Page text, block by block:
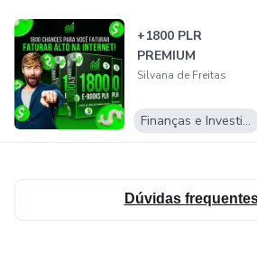
+1800 PLR
PREMIUM
Silvana de Freitas
Finanças e Investimentos
Dúvidas